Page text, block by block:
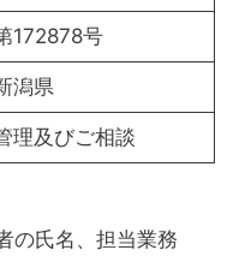
172878号
潟県
理及びご相談
の氏名、担当業務